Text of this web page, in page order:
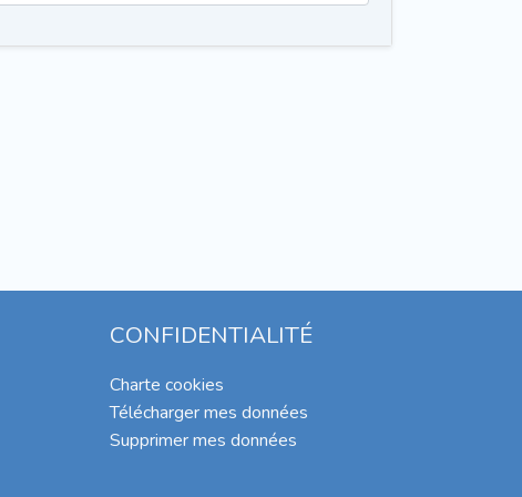
CONFIDENTIALITÉ
Charte cookies
Télécharger mes données
Supprimer mes données